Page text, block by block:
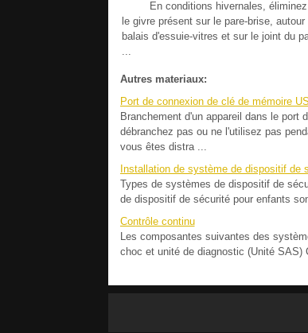
En conditions hivernales,
le givre présent sur le pare-brise,
balais d'essuie-vitres et sur le joint du
...
Autres materiaux:
Port de connexion de clé de mémoire
Branchement d'un appareil dans le
débranchez pas ou ne l'utilisez pas
vous êtes distra ...
Installation de système de dispositif de
Types de systèmes de dispositif de
de dispositif de sécurité pour enfants
Contrôle continu
Les composantes suivantes des
choc et unité de diagnostic (Unité SAS)